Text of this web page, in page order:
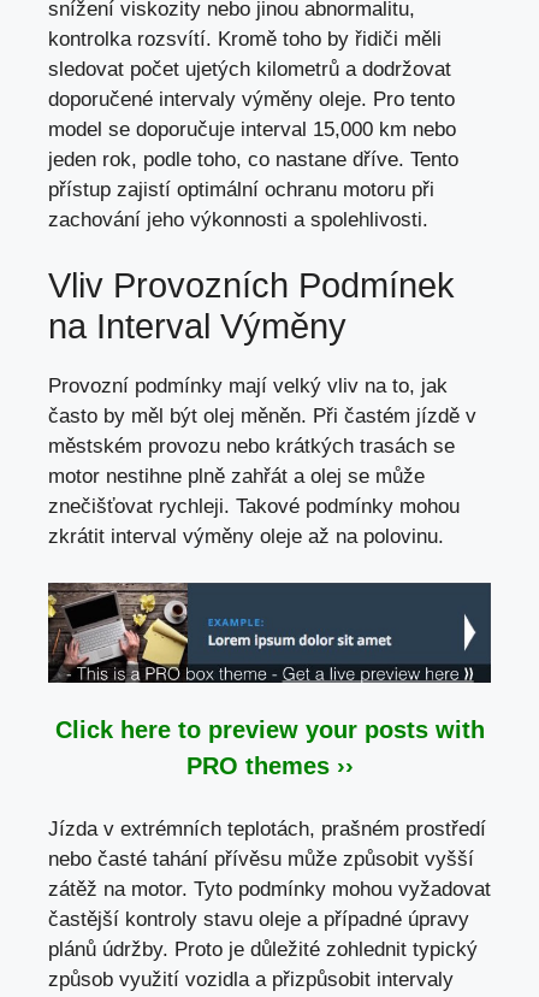
snížení viskozity nebo jinou abnormalitu,
kontrolka rozsvítí. Kromě toho by řidiči měli
sledovat počet ujetých kilometrů a dodržovat
doporučené intervaly výměny oleje. Pro tento
model se doporučuje interval 15,000 km nebo
jeden rok, podle toho, co nastane dříve. Tento
přístup zajistí optimální ochranu motoru při
zachování jeho výkonnosti a spolehlivosti.
Vliv Provozních Podmínek
na Interval Výměny
Provozní podmínky mají velký vliv na to, jak
často by měl být olej měněn. Při častém jízdě v
městském provozu nebo krátkých trasách se
motor nestihne plně zahřát a olej se může
znečišťovat rychleji. Takové podmínky mohou
zkrátit interval výměny oleje až na polovinu.
Click here to preview your posts with
PRO themes ››
Jízda v extrémních teplotách, prašném prostředí
nebo časté tahání přívěsu může způsobit vyšší
zátěž na motor. Tyto podmínky mohou vyžadovat
častější kontroly stavu oleje a případné úpravy
plánů údržby. Proto je důležité zohlednit typický
způsob využití vozidla a přizpůsobit intervaly